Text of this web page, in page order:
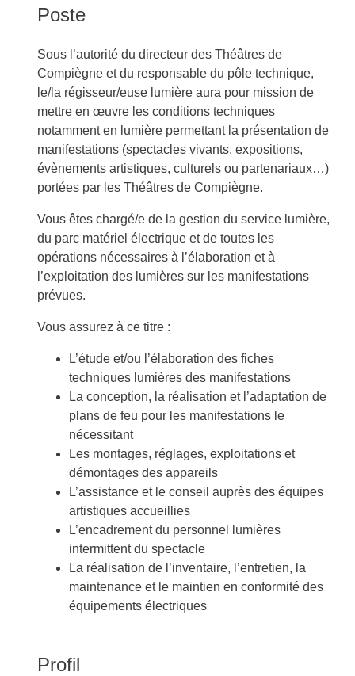
Poste
Sous l’autorité du directeur des Théâtres de
Compiègne et du responsable du pôle technique,
le/la régisseur/euse lumière aura pour mission de
mettre en œuvre les conditions techniques
notamment en lumière permettant la présentation de
manifestations (spectacles vivants, expositions,
évènements artistiques, culturels ou partenariaux…)
portées par les Théâtres de Compiègne.
Vous êtes chargé/e de la gestion du service lumière,
du parc matériel électrique et de toutes les
opérations nécessaires à l’élaboration et à
l’exploitation des lumières sur les manifestations
prévues.
Vous assurez à ce titre :
L’étude et/ou l’élaboration des fiches
techniques lumières des manifestations
La conception, la réalisation et l’adaptation de
plans de feu pour les manifestations le
nécessitant
Les montages, réglages, exploitations et
démontages des appareils
L’assistance et le conseil auprès des équipes
artistiques accueillies
L’encadrement du personnel lumières
intermittent du spectacle
La réalisation de l’inventaire, l’entretien, la
maintenance et le maintien en conformité des
équipements électriques
Profil